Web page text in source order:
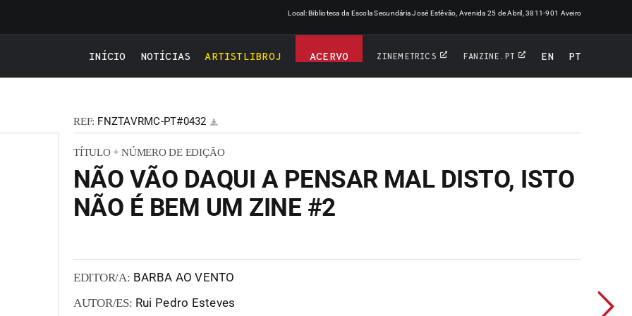
Local: Biblioteca da Escola Secundária José Estêvão, Avenida 25 de Abril, 3811-901 Aveiro
INÍCIO NOTÍCIAS ARTISTLIBROJ ACERVO ZINEMETRICS FANZINE.PT EN PT
REF: FNZTAVRMC-PT#0432
TÍTULO + NÚMERO DE EDIÇÃO
NÃO VÃO DAQUI A PENSAR MAL DISTO, ISTO
NÃO É BEM UM ZINE #2
EDITOR/A: BARBA AO VENTO
AUTOR/ES: Rui Pedro Esteves